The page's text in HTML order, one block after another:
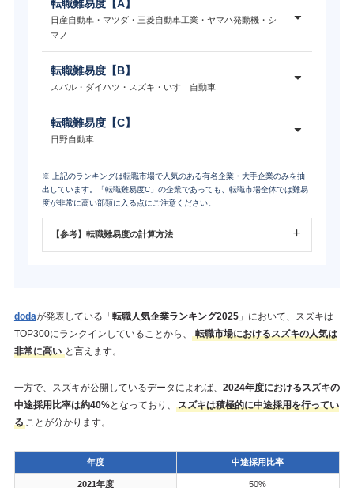
転職難易度【A】
日産自動車・マツダ・三菱自動車工業・ヤマハ発動機・シ
マノ
転職難易度【B】
スバル・ダイハツ・スズキ・いすゞ自動車
転職難易度【C】
日野自動車
※ 上記のランキングは転職市場で人気のある有名企業・大手企業のみを抽
出しています。「転職難易度C」の企業であっても、転職市場全体では難易
度が非常に高い部類に入る点にご注意ください。
【参考】転職難易度の計算方法
dodaが発表している「転職人気企業ランキング2025」において、スズキは
TOP300にランクインしていることから、
転職市場におけるスズキの人気は
非常に高い と言えます。
一方で、スズキが公開しているデータによれば、 2024年度におけるスズキの
中途採用比率は約40%となっており、
スズキは積極的に中途採用を行ってい
ることが分かります。
年度 中途採用比率
2021年度 50%